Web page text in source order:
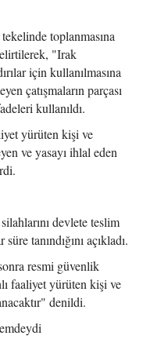
toplanmasına
"Irak
için kullanılmasına
çatışmaların parçası
kullanıldı.
yürüten kişi ve
ve yasayı ihlal eden
devlete teslim
tanındığını açıkladı.
resmi güvenlik
faaliyet yürüten kişi ve
denildi.